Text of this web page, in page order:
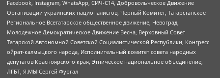
Facebook, Instagram, WhatsApp, СИЧ-С14, Добровольческое Движение
Организации украинских националистов, Черный Комитет, Татарстанское
Региональное Всетатарское общественное движение, Невоград,
Молодежное Демократическое Движение Весна, Верховный Совет
Татарской Автономной Советской Социалистической Республики, Конгресс
ойрат-калмыцкого народа, Исполнительный комитет совета народных
депутатов Красноярского края, Этническое национальное объединение,
ЛГБТ, Я.МЫ Сергей Фургал